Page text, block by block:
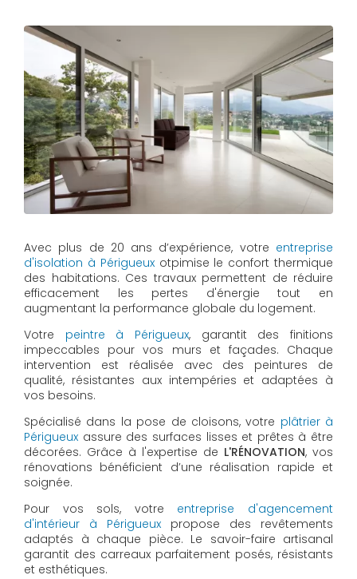
Avec plus de 20 ans d’expérience, votre entreprise
d'isolation à Périgueuxotpimise le confort thermique
des habitations. Ces travaux permettent de réduire
efficacement les pertes d'énergie tout en
augmentant la performance globale du logement.
Votre peintre à Périgueux, garantit des finitions
impeccables pour vos murs et façades. Chaque
intervention est réalisée avec des peintures de
qualité, résistantes aux intempéries et adaptées à
vos besoins.
Spécialisé dans la pose de cloisons, votre plâtrier à
Périgueux assure des surfaces lisses et prêtes à être
décorées. Grâce à l'expertise de L'RÉNOVATION, vos
rénovations bénéficient d’une réalisation rapide et
soignée.
Pour vos sols, votre entreprise d'agencement
d'intérieur à Périgueux propose des revêtements
adaptés à chaque pièce. Le savoir-faire artisanal
garantit des carreaux parfaitement posés, résistants
et esthétiques.